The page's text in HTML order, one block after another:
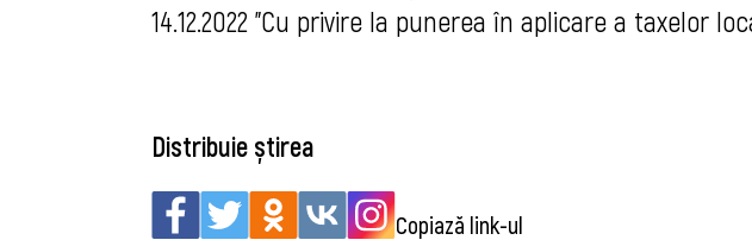
14.12.2022 "Cu privire la punerea în aplicare a taxelor
Distribuie știrea
Copiază link-ul